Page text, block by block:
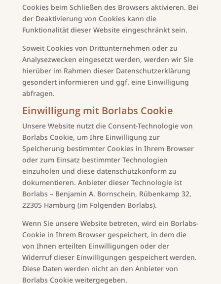
Cookies beim Schließen des Browsers aktivieren. Bei
der Deaktivierung von Cookies kann die
Funktionalität dieser Website eingeschränkt sein.
Soweit Cookies von Drittunternehmen oder zu
Analysezwecken eingesetzt werden, werden wir Sie
hierüber im Rahmen dieser Datenschutzerklärung
gesondert informieren und ggf. eine Einwilligung
abfragen.
Einwilligung mit Borlabs Cookie
Unsere Website nutzt die Consent-Technologie von
Borlabs Cookie, um Ihre Einwilligung zur
Speicherung bestimmter Cookies in Ihrem Browser
oder zum Einsatz bestimmter Technologien
einzuholen und diese datenschutzkonform zu
dokumentieren. Anbieter dieser Technologie ist
Borlabs – Benjamin A. Bornschein, Rübenkamp 32,
22305 Hamburg (im Folgenden Borlabs).
Wenn Sie unsere Website betreten, wird ein Borlabs-
Cookie in Ihrem Browser gespeichert, in dem die
von Ihnen erteilten Einwilligungen oder der
Widerruf dieser Einwilligungen gespeichert werden.
Diese Daten werden nicht an den Anbieter von
Borlabs Cookie weitergegeben.